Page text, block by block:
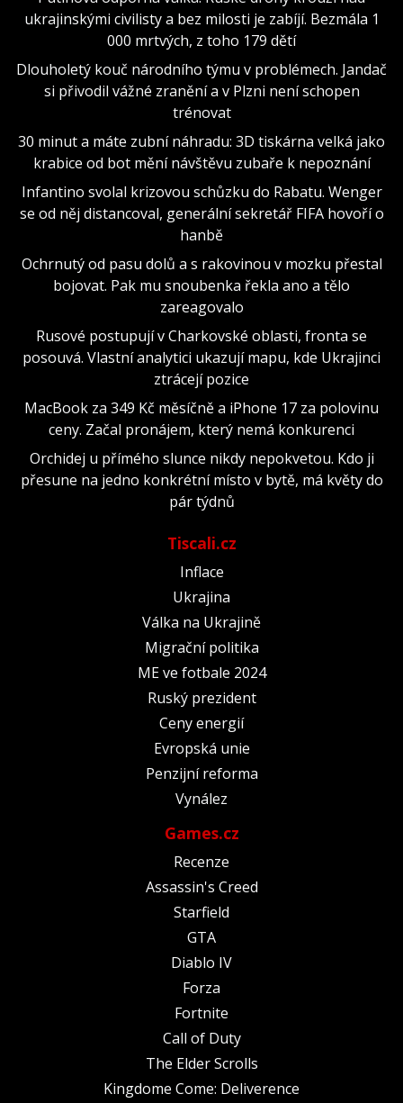
ukrajinskými civilisty a bez milosti je zabíjí. Bezmála 1
000 mrtvých, z toho 179 dětí
Dlouholetý kouč národního týmu v problémech. Jandač
si přivodil vážné zranění a v Plzni není schopen
trénovat
30 minut a máte zubní náhradu: 3D tiskárna velká jako
krabice od bot mění návštěvu zubaře k nepoznání
Infantino svolal krizovou schůzku do Rabatu. Wenger
se od něj distancoval, generální sekretář FIFA hovoří o
hanbě
Ochrnutý od pasu dolů a s rakovinou v mozku přestal
bojovat. Pak mu snoubenka řekla ano a tělo
zareagovalo
Rusové postupují v Charkovské oblasti, fronta se
posouvá. Vlastní analytici ukazují mapu, kde Ukrajinci
ztrácejí pozice
MacBook za 349 Kč měsíčně a iPhone 17 za polovinu
ceny. Začal pronájem, který nemá konkurenci
Orchidej u přímého slunce nikdy nepokvetou. Kdo ji
přesune na jedno konkrétní místo v bytě, má květy do
pár týdnů
Tiscali.cz
Inflace
Ukrajina
Válka na Ukrajině
Migrační politika
ME ve fotbale 2024
Ruský prezident
Ceny energií
Evropská unie
Penzijní reforma
Vynález
Games.cz
Recenze
Assassin's Creed
Starfield
GTA
Diablo IV
Forza
Fortnite
Call of Duty
The Elder Scrolls
Kingdome Come: Deliverence